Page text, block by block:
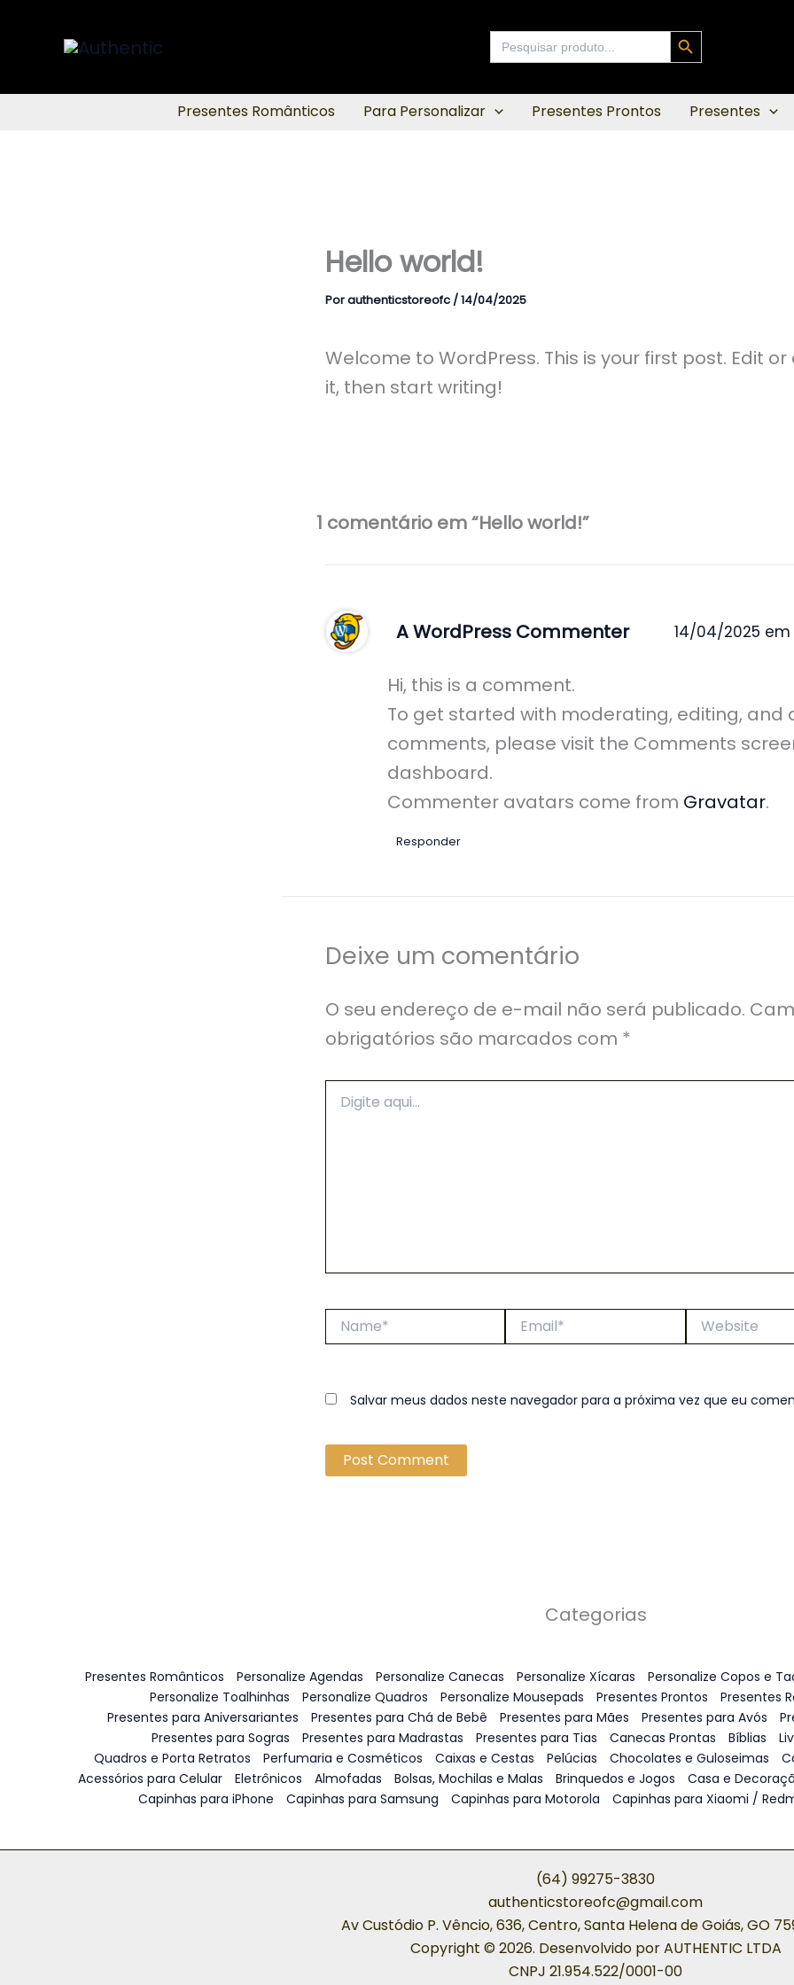
conteúdo
Search
for:
Search Button
Presentes Românticos Para Personalizar Presentes Prontos Presentes
Hello world!
Porauthenticstoreofc /14/04/2025
Welcome to WordPress. This is your first post. Edit
it, then start writing!
1 comentário em “Hello world!”
A WordPress Commenter 14/04/2025 em
Hi, this is a comment.
To get started with moderating, editing, and
comments, please visit the Comments
dashboard.
Commenter avatars come from Gravatar.
Responder
Deixe um comentário
O seu endereço de e-mail não será publicado.
obrigatórios são marcados com *
aqui...
Website
Salvar meus dados neste navegador para a próxima vez que eu
Categorias
Presentes Românticos Personalize Agendas Personalize Canecas Personalize Xícaras
Personalize Copos e
Personalize Toalhinhas
Personalize Quadros Personalize Mousepads Presentes Prontos
Presentes
Presentes para Aniversariantes
Presentes para Chá de Bebê Presentes para Mães Presentes para Avós
Presentes para Sogras
Presentes para Madrastas Presentes para Tias Canecas Prontas Bíblias
Quadros e Porta Retratos
Perfumaria e Cosméticos Caixas e Cestas Pelúcias Chocolates e Guloseimas
Acessórios para Celular
Eletrônicos Almofadas Bolsas, Mochilas e Malas Brinquedos e Jogos
Casa e
Capinhas para iPhone
Capinhas para Samsung Capinhas para Motorola Capinhas para Xiaomi /
(64) 99275-3830
authenticstoreofc@gmail.com
Av Custódio P. Vêncio, 636, Centro, Santa Helena de Goiás, GO
Copyright © 2026. Desenvolvido por AUTHENTIC LTDA
CNPJ 21.954.522/0001-00